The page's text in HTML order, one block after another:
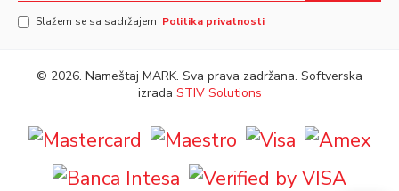
Slažem se sa sadržajem Politika privatnosti
© 2026. Nameštaj MARK. Sva prava zadržana. Softverska
izrada STIV Solutions